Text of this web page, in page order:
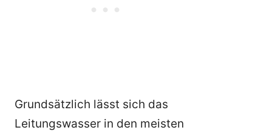
Grundsätzlich lässt sich das
Leitungswasser in den meisten